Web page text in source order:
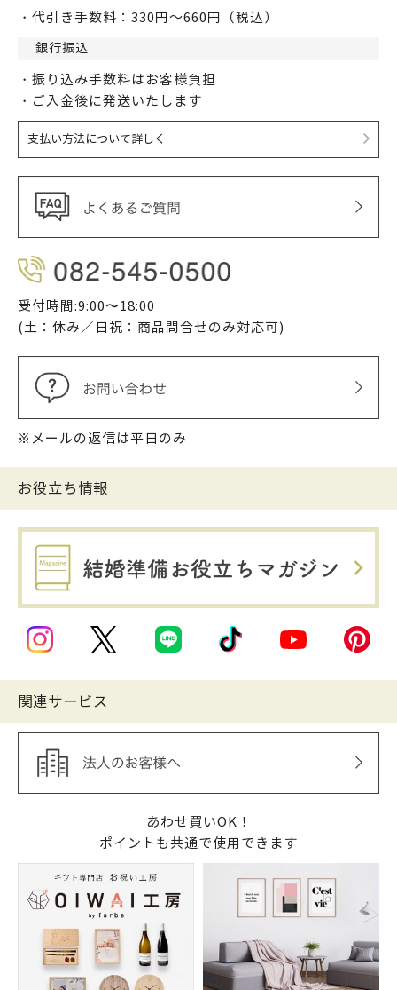
・代引き手数料：330円～660円（税込）
銀行振込
・振り込み手数料はお客様負担
・ご入金後に発送いたします
支払い方法について詳しく
受付時間:9:00〜18:00
(土：休み／日祝：商品問合せのみ対応可)
※メールの返信は平日のみ
お役立ち情報
関連サービス
あわせ買いOK！
ポイントも共通で使用できます